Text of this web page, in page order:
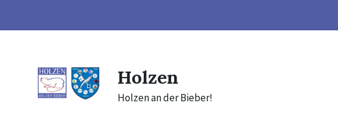
content
main
footer
Holzen
Holzen an der Bieber!